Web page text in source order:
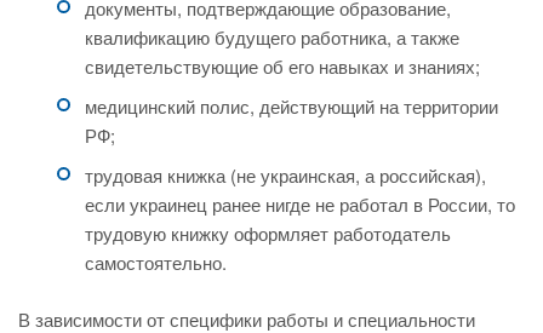
документы, подтверждающие образование,
квалификацию будущего работника, а также
свидетельствующие об его навыках и знаниях;
медицинский полис, действующий на территории
РФ;
трудовая книжка (не украинская, а российская),
если украинец ранее нигде не работал в России, то
трудовую книжку оформляет работодатель
самостоятельно.
В зависимости от специфики работы и специальности